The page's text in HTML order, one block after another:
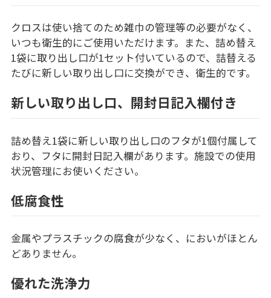
クロスは使い捨てのため雑巾の管理等の必要がなく、
いつも衛生的にご使用いただけます。また、詰め替え
1袋に取り出し口が1セット付いているので、詰替える
たびに新しい取り出し口に交換ができ、衛生的です。
新しい取り出し口、開封日記入欄付き
詰め替え1袋に新しい取り出し口のフタが1個付属して
おり、フタに開封日記入欄があります。施設での使用
状況管理にお使いください。
低腐食性
金属やプラスチックの腐食が少なく、においがほとん
どありません。
優れた洗浄力